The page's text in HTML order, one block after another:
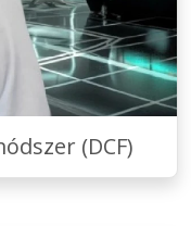
(DCF)